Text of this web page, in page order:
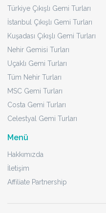
Türkiye Çıkışlı Gemi Turları
İstanbul Çıkışlı Gemi Turları
Kuşadası Çıkışlı Gemi Turları
Nehir Gemisi Turları
Uçaklı Gemi Turları
Tüm Nehir Turları
MSC Gemi Turları
Costa Gemi Turları
Celestyal Gemi Turları
Menü
Hakkımızda
İletişim
Affiliate Partnership